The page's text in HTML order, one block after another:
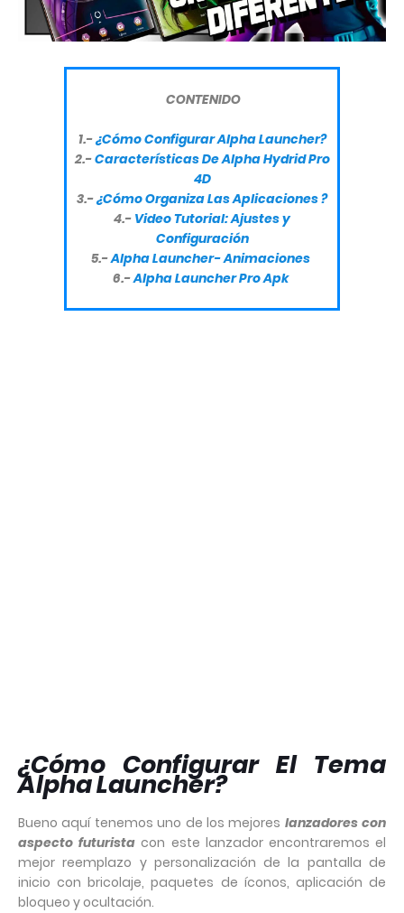
CONTENIDO
1.-¿Cómo Configurar Alpha Launcher?
2.-Características De Alpha Hydrid Pro
4D
3.-¿Cómo Organiza Las Aplicaciones ?
4.- Video Tutorial: Ajustes y
Configuración
5.-Alpha Launcher- Animaciones
6.-Alpha Launcher Pro Apk
¿Cómo Configurar El Tema
Alpha Launcher?
Bueno aquí tenemos uno de los mejores lanzadores con
aspecto futurista con este lanzador encontraremos el
mejor reemplazo y personalización de la pantalla de
inicio con bricolaje, paquetes de íconos, aplicación de
bloqueo y ocultación.